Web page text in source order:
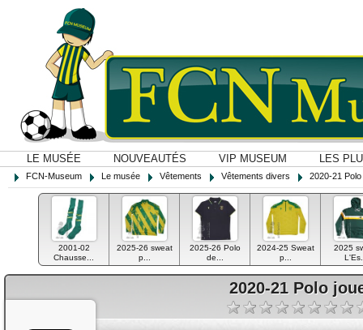
LE MUSÉE NOUVEAUTÉS VIP MUSEUM LES
FCN-Museum Le musée Vêtements Vêtements divers 2020-21
2001-02
Chausse...
2025-26 sweat
p...
2025-26 Polo
de...
2024-25 Sweat
p...
2025
2020-21 Polo